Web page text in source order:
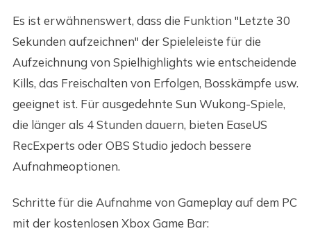
Es ist erwähnenswert, dass die Funktion "Letzte 30
Sekunden aufzeichnen" der Spieleleiste für die
Aufzeichnung von Spielhighlights wie entscheidende
Kills, das Freischalten von Erfolgen, Bosskämpfe usw.
geeignet ist. Für ausgedehnte Sun Wukong-Spiele,
die länger als 4 Stunden dauern, bieten EaseUS
RecExperts oder OBS Studio jedoch bessere
Aufnahmeoptionen.
Schritte für die Aufnahme von Gameplay auf dem PC
mit der kostenlosen Xbox Game Bar: